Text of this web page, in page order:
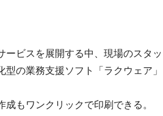
ビスを展開する中、現場のスタッ
の業務支援ソフト「ラクウェア」
もワンクリックで印刷できる。